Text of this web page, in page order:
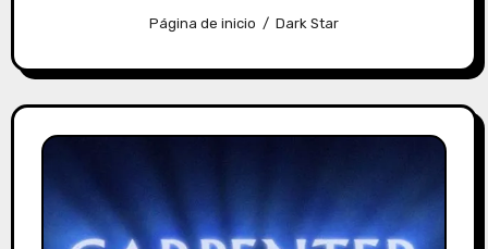
Página de inicio Dark Star